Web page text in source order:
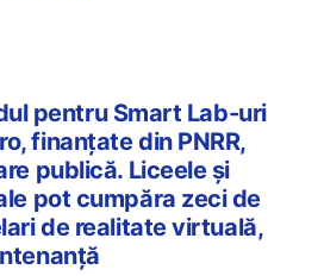
pentru Smart Lab-uri
finanțate din PNRR,
publică. Liceele și
pot cumpăra zeci de
de realitate virtuală,